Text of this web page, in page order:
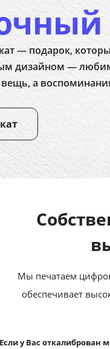
— подарок,
дизайном —
а
Мы печатаем
обеспечивает
Если у Вас откалиброван